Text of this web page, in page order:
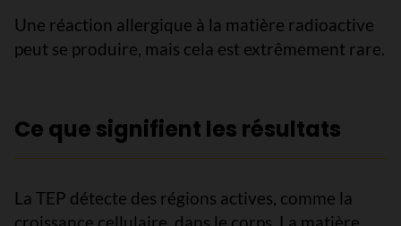
Une réaction allergique à la matière radioactive
peut se produire, mais cela est extrêmement rare.
Ce que signifient les résultats
La TEP détecte des régions actives, comme la